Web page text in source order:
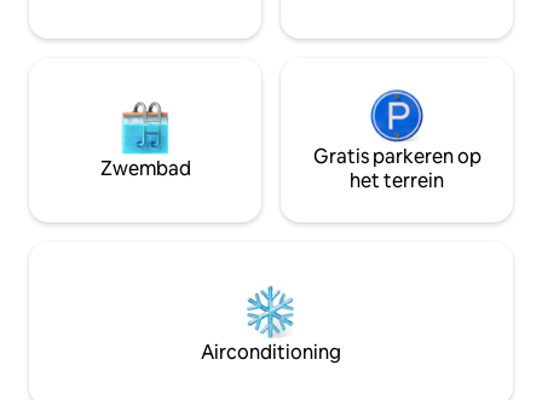
parkeren.
Zwembad
Gratis parkeren op
het terrein
Airconditioning